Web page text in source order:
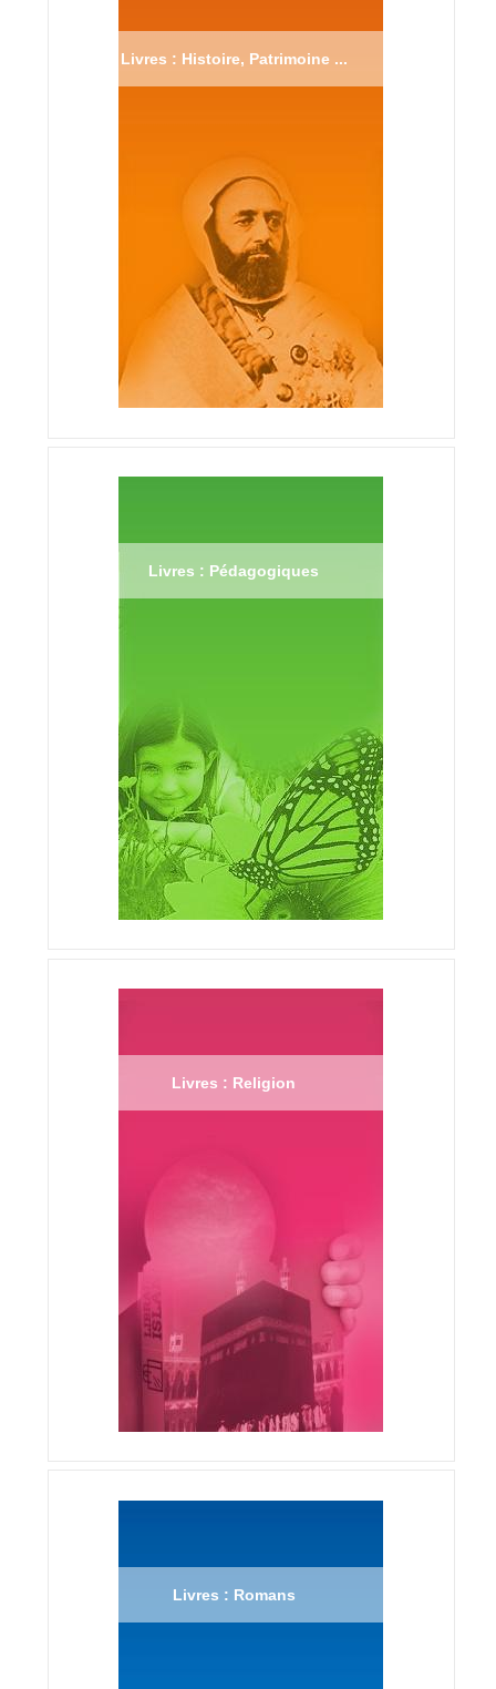
Livres : Histoire, Patrimoine ...
Livres : Pédagogiques
Livres : Religion
Livres : Romans